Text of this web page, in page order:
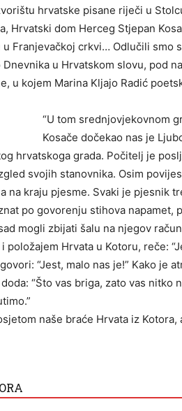
hrvatske pisane riječi u
Hrvatski dom Herceg Stjepan
Franjevačkoj crkvi… Odlučili smo
u Hrvatskom slovu, pod
u kojem Marina Kljajo Radić
“U tom srednjovjekovnom
Kosače dočekao nas je
hrvatskoga grada. Počitelj je
svojih stanovnika. Osim
na kraju pjesme. Svaki je pjesnik
po govorenju stihova napamet,
mogli zbijati šalu na njegov
Hrvata u Kotoru, reče:
“Jest, malo nas je!” Kako je
“Što vas briga, zato vas nitko
naše braće Hrvata iz Kotora,